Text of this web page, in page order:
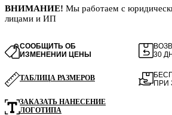
ВНИМАНИЕ! Мы работаем с
лицами и ИП
СООБЩИТЬ ОБ
ИЗМЕНЕНИИ ЦЕНЫ
30
ТАБЛИЦА РАЗМЕРОВ
ЗАКАЗАТЬ НАНЕСЕНИЕ
ЛОГОТИПА
ПРИ